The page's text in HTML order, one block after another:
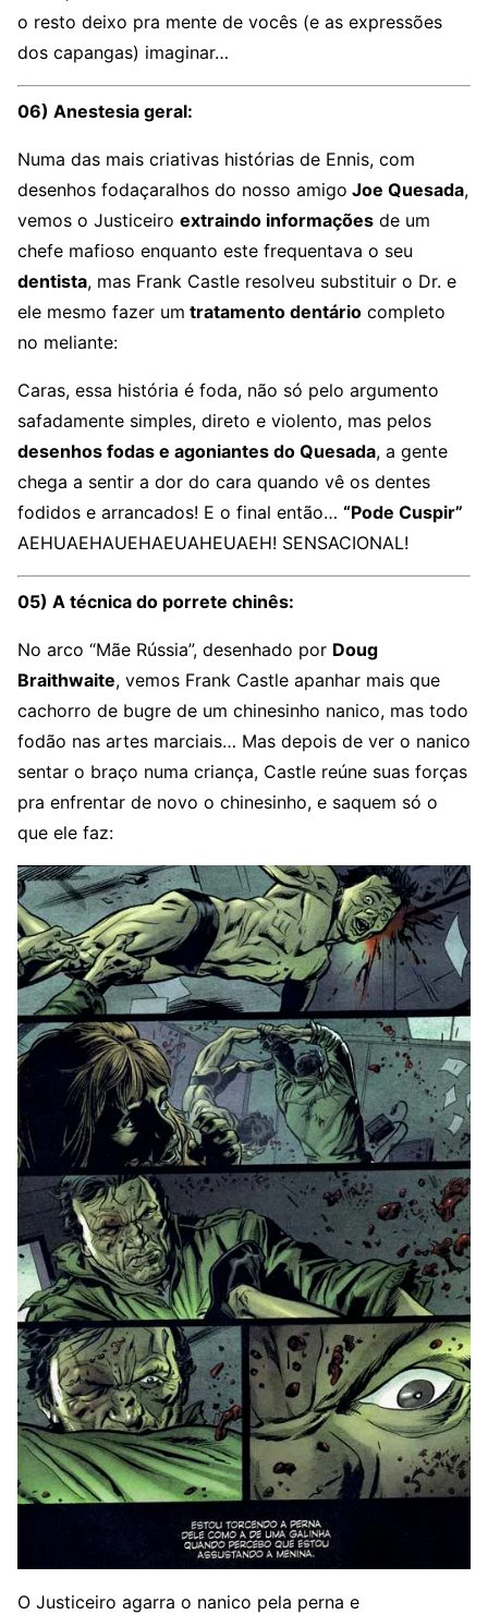
o resto deixo pra mente de vocês (e as expressões
dos capangas) imaginar…
06) Anestesia geral:
Numa das mais criativas histórias de Ennis, com
desenhos fodaçaralhos do nosso amigo Joe Quesada,
vemos o Justiceiro extraindo informações de um
chefe mafioso enquanto este frequentava o seu
dentista, mas Frank Castle resolveu substituir o Dr. e
ele mesmo fazer um tratamento dentário completo
no meliante:
Caras, essa história é foda, não só pelo argumento
safadamente simples, direto e violento, mas pelos
desenhos fodas e agoniantes do Quesada, a gente
chega a sentir a dor do cara quando vê os dentes
fodidos e arrancados! E o final então… “Pode Cuspir”
AEHUAEHAUEHAEUAHEUAEH! SENSACIONAL!
05) A técnica do porrete chinês:
No arco “Mãe Rússia”, desenhado por Doug
Braithwaite, vemos Frank Castle apanhar mais que
cachorro de bugre de um chinesinho nanico, mas todo
fodão nas artes marciais… Mas depois de ver o nanico
sentar o braço numa criança, Castle reúne suas forças
pra enfrentar de novo o chinesinho, e saquem só o
que ele faz:
O Justiceiro agarra o nanico pela perna e